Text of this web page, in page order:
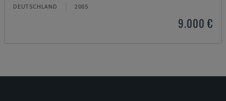
DEUTSCHLAND 2005
9.000 €